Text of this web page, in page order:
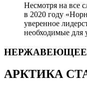
Несмотря на все
в 2020 году
уверенное
необходимые для
НЕРЖАВЕЮЩЕЕ
АРКТИКА